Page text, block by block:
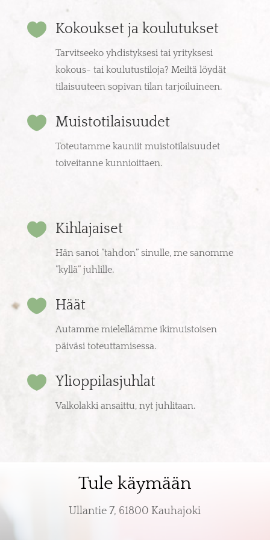
 Kokoukset ja koulutukset
Tarvitseeko yhdistyksesi tai yrityksesi
kokous- tai koulutustiloja? Meiltä löydät
tilaisuuteen sopivan tilan tarjoiluineen.
 Muistotilaisuudet
Toteutamme kauniit muistotilaisuudet
toiveitanne kunnioittaen.
 Kihlajaiset
Hän sanoi ”tahdon” sinulle, me sanomme
”kyllä” juhlille.
 Häät
Autamme mielellämme ikimuistoisen
päiväsi toteuttamisessa.
 Ylioppilasjuhlat
Valkolakki ansaittu, nyt juhlitaan.
Tule käymään
Ullantie 7, 61800 Kauhajoki